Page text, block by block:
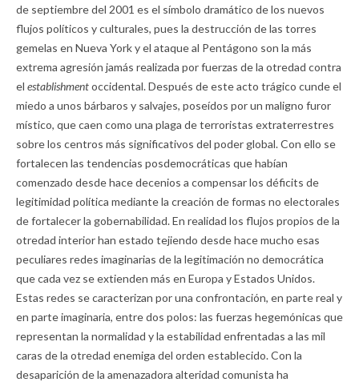
de septiembre del 2001 es el símbolo dramático de los nuevos
flujos políticos y culturales, pues la destrucción de las torres
gemelas en Nueva York y el ataque al Pentágono son la más
extrema agresión jamás realizada por fuerzas de la otredad contra
el establishmentoccidental. Después de este acto trágico cunde el
miedo a unos bárbaros y salvajes, poseídos por un maligno furor
místico, que caen como una plaga de terroristas extraterrestres
sobre los centros más significativos del poder global. Con ello se
fortalecen las tendencias posdemocráticas que habían
comenzado desde hace decenios a compensar los déficits de
legitimidad política mediante la creación de formas no electorales
de fortalecer la gobernabilidad. En realidad los flujos propios de la
otredad interior han estado tejiendo desde hace mucho esas
peculiares redes imaginarias de la legitimación no democrática
que cada vez se extienden más en Europa y Estados Unidos.
Estas redes se caracterizan por una confrontación, en parte real y
en parte imaginaria, entre dos polos: las fuerzas hegemónicas que
representan la normalidad y la estabilidad enfrentadas a las mil
caras de la otredad enemiga del orden establecido. Con la
desaparición de la amenazadora alteridad comunista ha